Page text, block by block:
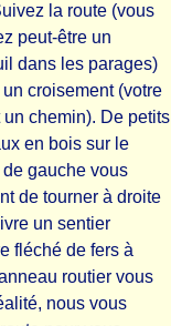
la route (vous
peut-être un
dans les parages)
un croisement (votre
un chemin). De petits
en bois sur le
gauche vous
de tourner à droite
un sentier
fléché de fers à
routier vous
nous vous